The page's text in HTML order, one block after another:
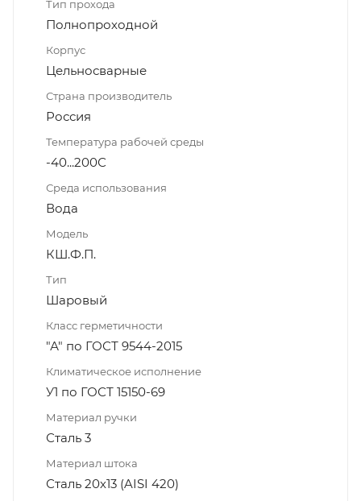
Тип прохода
Полнопроходной
Корпус
Цельносварные
Страна производитель
Россия
Температура рабочей среды
-40...200С
Среда использования
Вода
Модель
КШ.Ф.П.
Тип
Шаровый
Класс герметичности
"А" по ГОСТ 9544-2015
Климатическое исполнение
У1 по ГОСТ 15150-69
Материал ручки
Сталь 3
Материал штока
Сталь 20х13 (AISI 420)